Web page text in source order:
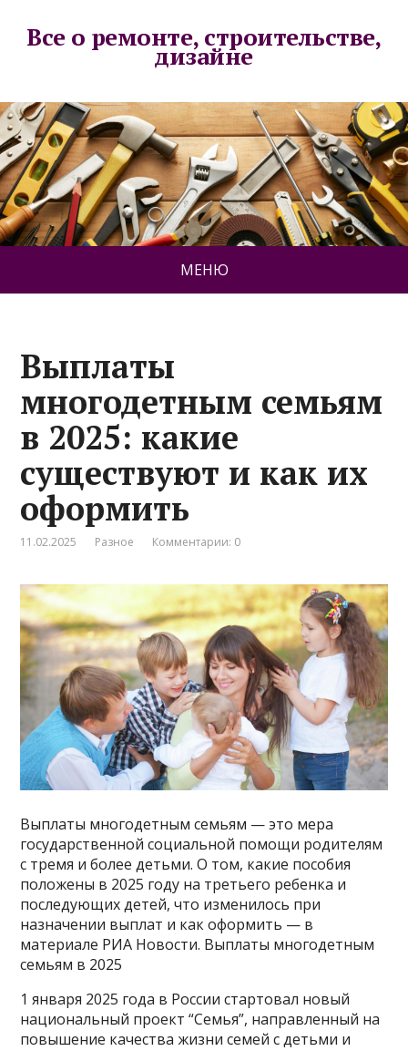
Все о ремонте, строительстве,
дизайне
МЕНЮ
Выплаты
многодетным семьям
в 2025: какие
существуют и как их
оформить
11.02.2025 Разное Комментарии: 0
Выплаты многодетным семьям — это мера
государственной социальной помощи родителям
с тремя и более детьми. О том, какие пособия
положены в 2025 году на третьего ребенка и
последующих детей, что изменилось при
назначении выплат и как оформить — в
материале РИА Новости. Выплаты многодетным
семьям в 2025
1 января 2025 года в России стартовал новый
национальный проект “Семья”, направленный на
повышение качества жизни семей с детьми и